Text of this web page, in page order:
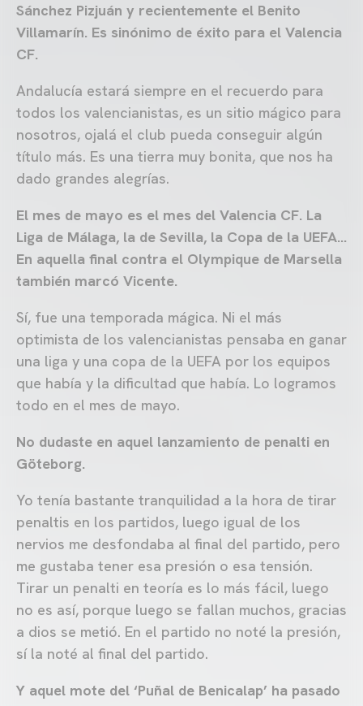
Sánchez Pizjuán y recientemente el Benito
Villamarín. Es sinónimo de éxito para el Valencia
CF.
Andalucía estará siempre en el recuerdo para
todos los valencianistas, es un sitio mágico para
nosotros, ojalá el club pueda conseguir algún
título más. Es una tierra muy bonita, que nos ha
dado grandes alegrías.
El mes de mayo es el mes del Valencia CF. La
Liga de Málaga, la de Sevilla, la Copa de la UEFA…
En aquella final contra el Olympique de Marsella
también marcó Vicente.
Sí, fue una temporada mágica. Ni el más
optimista de los valencianistas pensaba en ganar
una liga y una copa de la UEFA por los equipos
que había y la dificultad que había. Lo logramos
todo en el mes de mayo.
No dudaste en aquel lanzamiento de penalti en
Göteborg.
Yo tenía bastante tranquilidad a la hora de tirar
penaltis en los partidos, luego igual de los
nervios me desfondaba al final del partido, pero
me gustaba tener esa presión o esa tensión.
Tirar un penalti en teoría es lo más fácil, luego
no es así, porque luego se fallan muchos, gracias
a dios se metió. En el partido no noté la presión,
sí la noté al final del partido.
Y aquel mote del ‘Puñal de Benicalap’ ha pasado